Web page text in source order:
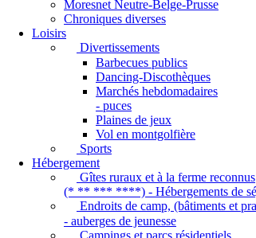
Moresnet Neutre-Belge-Prusse
Chroniques diverses
Loisirs
Divertissements
Barbecues publics
Dancing-Discothèques
Marchés hebdomadaires
- puces
Plaines de jeux
Vol en montgolfière
Sports
Hébergement
Gîtes ruraux et à la ferme reconnus
(* ** *** ****) - Hébergements de
Endroits de camp, (bâtiments et
- auberges de jeunesse
Campings et parcs résidentiels